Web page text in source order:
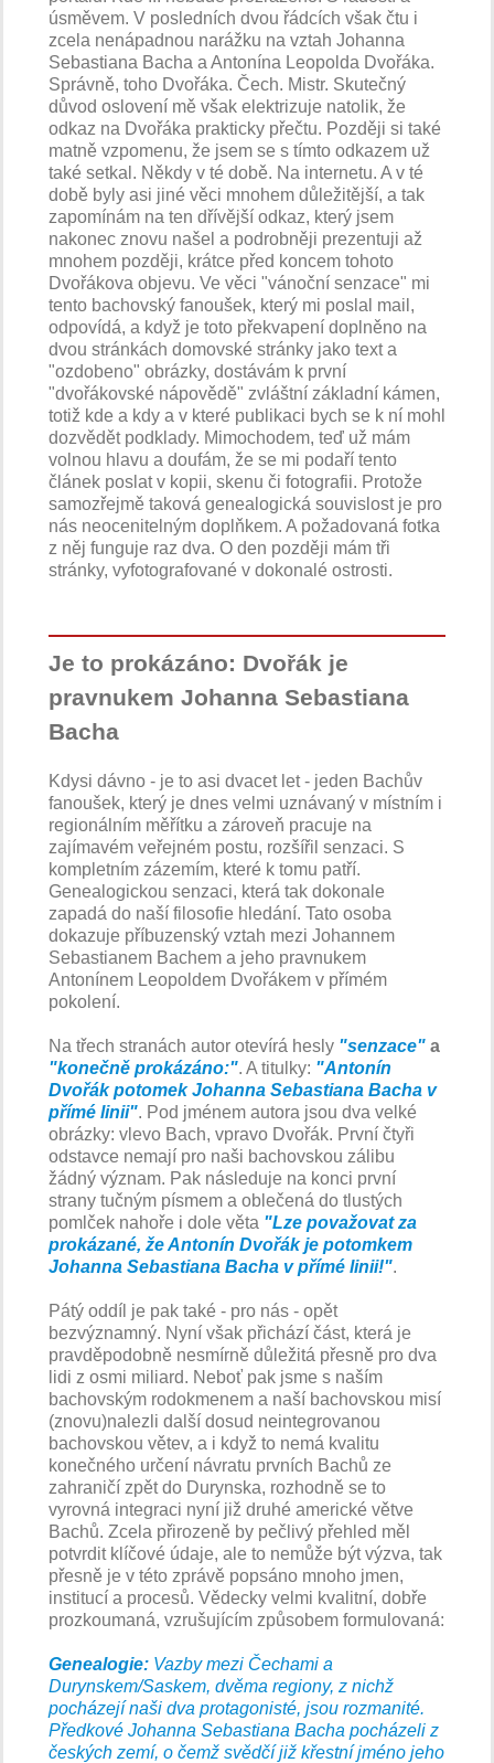
úsměvem. V posledních dvou řádcích však čtu i
zcela nenápadnou narážku na vztah Johanna
Sebastiana Bacha a Antonína Leopolda Dvořáka.
Správně, toho Dvořáka. Čech. Mistr. Skutečný
důvod oslovení mě však elektrizuje natolik, že
odkaz na Dvořáka prakticky přečtu. Později si také
matně vzpomenu, že jsem se s tímto odkazem už
také setkal. Někdy v té době. Na internetu. A v té
době byly asi jiné věci mnohem důležitější, a tak
zapomínám na ten dřívější odkaz, který jsem
nakonec znovu našel a podrobněji prezentuji až
mnohem později, krátce před koncem tohoto
Dvořákova objevu. Ve věci "vánoční senzace" mi
tento bachovský fanoušek, který mi poslal mail,
odpovídá, a když je toto překvapení doplněno na
dvou stránkách domovské stránky jako text a
"ozdobeno" obrázky, dostávám k první
"dvořákovské nápovědě" zvláštní základní kámen,
totiž kde a kdy a v které publikaci bych se k ní mohl
dozvědět podklady. Mimochodem, teď už mám
volnou hlavu a doufám, že se mi podaří tento
článek poslat v kopii, skenu či fotografii. Protože
samozřejmě taková genealogická souvislost je pro
nás neocenitelným doplňkem. A požadovaná fotka
z něj funguje raz dva. O den později mám tři
stránky, vyfotografované v dokonalé ostrosti.
Je to prokázáno: Dvořák je
pravnukem Johanna Sebastiana
Bacha
Kdysi dávno - je to asi dvacet let - jeden Bachův
fanoušek, který je dnes velmi uznávaný v místním i
regionálním měřítku a zároveň pracuje na
zajímavém veřejném postu, rozšířil senzaci. S
kompletním zázemím, které k tomu patří.
Genealogickou senzaci, která tak dokonale
zapadá do naší filosofie hledání. Tato osoba
dokazuje příbuzenský vztah mezi Johannem
Sebastianem Bachem a jeho pravnukem
Antonínem Leopoldem Dvořákem v přímém
pokolení.
Na třech stranách autor otevírá hesly "senzace" a
"konečně prokázáno:". A titulky: "Antonín
Dvořák potomek Johanna Sebastiana Bacha v
přímé linii". Pod jménem autora jsou dva velké
obrázky: vlevo Bach, vpravo Dvořák. První čtyři
odstavce nemají pro naši bachovskou zálibu
žádný význam. Pak následuje na konci první
strany tučným písmem a oblečená do tlustých
pomlček nahoře i dole věta "Lze považovat za
prokázané, že Antonín Dvořák je potomkem
Johanna Sebastiana Bacha v přímé linii!".
Pátý oddíl je pak také - pro nás - opět
bezvýznamný. Nyní však přichází část, která je
pravděpodobně nesmírně důležitá přesně pro dva
lidi z osmi miliard. Neboť pak jsme s naším
bachovským rodokmenem a naší bachovskou misí
(znovu)nalezli další dosud neintegrovanou
bachovskou větev, a i když to nemá kvalitu
konečného určení návratu prvních Bachů ze
zahraničí zpět do Durynska, rozhodně se to
vyrovná integraci nyní již druhé americké větve
Bachů. Zcela přirozeně by pečlivý přehled měl
potvrdit klíčové údaje, ale to nemůže být výzva, tak
přesně je v této zprávě popsáno mnoho jmen,
institucí a procesů. Vědecky velmi kvalitní, dobře
prozkoumaná, vzrušujícím způsobem formulovaná:
Genealogie: Vazby mezi Čechami a
Durynskem/Saskem, dvěma regiony, z nichž
pocházejí naši dva protagonisté, jsou rozmanité.
Předkové Johanna Sebastiana Bacha pocházeli z
českých zemí, o čemž svědčí již křestní jméno jeho